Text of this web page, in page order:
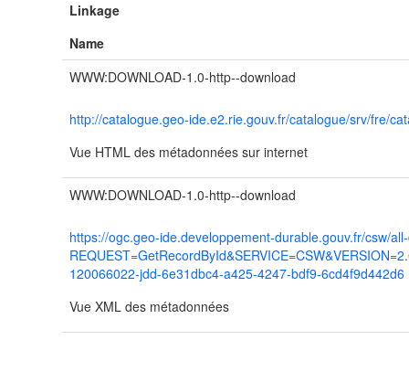
Linkage
Name
WWW:DOWNLOAD-1.0-http--download
http://catalogue.geo-ide.e2.rie.gouv.fr/catalogue/srv/fre/
Vue HTML des métadonnées sur internet
WWW:DOWNLOAD-1.0-http--download
https://ogc.geo-ide.developpement-durable.gouv.fr/csw/
120066022-jdd-6e31dbc4-a425-4247-bdf9-6cd4f9d442d6
Vue XML des métadonnées